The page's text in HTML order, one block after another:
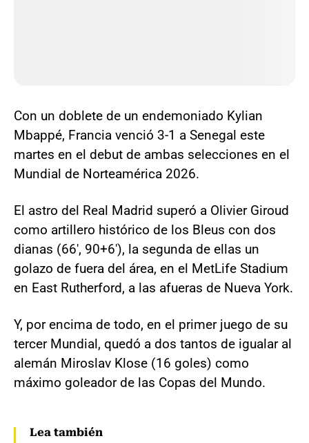
Con un doblete de un endemoniado Kylian
Mbappé, Francia venció 3-1 a Senegal este
martes en el debut de ambas selecciones en el
Mundial de Norteamérica 2026.
El astro del Real Madrid superó a Olivier Giroud
como artillero histórico de los Bleus con dos
dianas (66', 90+6'), la segunda de ellas un
golazo de fuera del área, en el MetLife Stadium
en East Rutherford, a las afueras de Nueva York.
Y, por encima de todo, en el primer juego de su
tercer Mundial, quedó a dos tantos de igualar al
alemán Miroslav Klose (16 goles) como
máximo goleador de las Copas del Mundo.
Lea también